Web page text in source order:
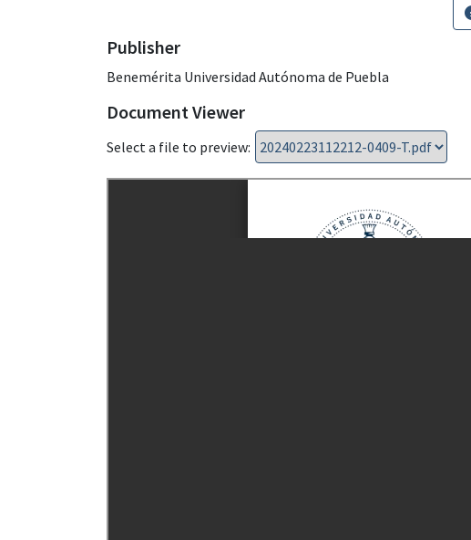
Publisher
Benemérita Universidad Autónoma de Puebla
Document Viewer
Select a file to preview: